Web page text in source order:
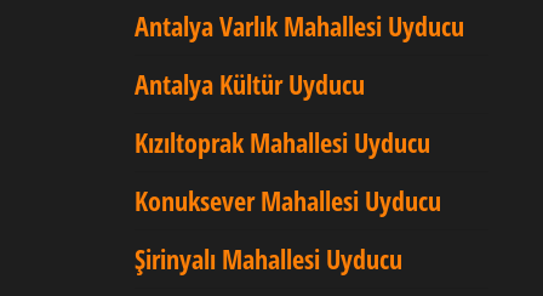
Antalya Varlık Mahallesi Uyducu
Antalya Kültür Uyducu
Kızıltoprak Mahallesi Uyducu
Konuksever Mahallesi Uyducu
Şirinyalı Mahallesi Uyducu